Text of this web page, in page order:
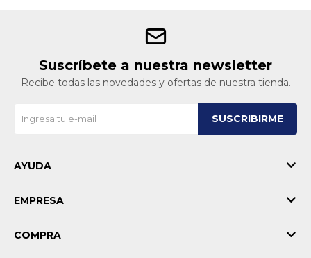
Suscríbete a nuestra newsletter
Recibe todas las novedades y ofertas de nuestra tienda.
SUSCRIBIRME
AYUDA
EMPRESA
COMPRA